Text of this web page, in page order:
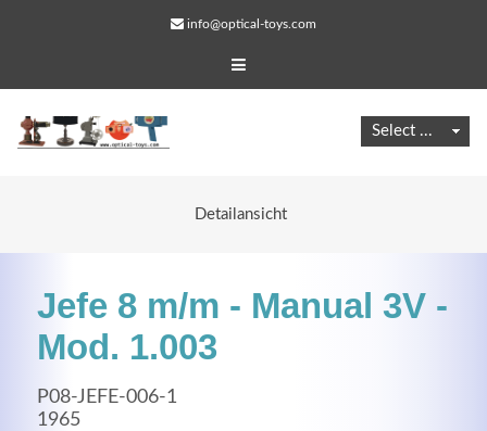
info@optical-toys.com
Detailansicht
Jefe 8 m/m - Manual 3V -
Mod. 1.003
P08-JEFE-006-1
1965
Web Projects